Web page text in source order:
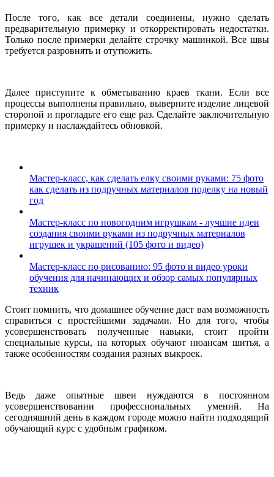
После того, как все детали соединены, нужно сделать
предварительную примерку и откорректировать недостатки.
Только после примерки делайте строчку машинкой. Все швы
требуется разровнять и отутюжить.
Далее приступите к обметыванию краев ткани. Если все
процессы выполнены правильно, выверните изделие лицевой
стороной и прогладьте его еще раз. Сделайте заключительную
примерку и наслаждайтесь обновкой.
Мастер-класс, как сделать елку своими руками: 75 фото
как сделать из подручных материалов поделку на новый
год
Мастер-класс по новогодним игрушкам - лучшие идеи
создания своими руками из подручных материалов
игрушек и украшений (105 фото и видео)
Мастер-класс по рисованию: 95 фото и видео уроки
обучения для начинающих и обзор самых популярных
техник
Стоит помнить, что домашнее обучение даст вам возможность
справиться с простейшими задачами. Но для того, чтобы
усовершенствовать полученные навыки, стоит пройти
специальные курсы, на которых обучают нюансам шитья, а
также особенностям создания разных выкроек.
Ведь даже опытные швеи нуждаются в постоянном
усовершенствовании профессиональных умений. На
сегодняшний день в каждом городе можно найти подходящий
обучающий курс с удобным графиком.